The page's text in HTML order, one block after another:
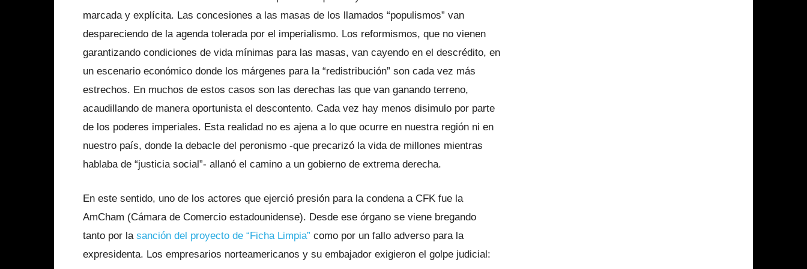
marcada y explícita. Las concesiones a las masas de los llamados “populismos” van
despareciendo de la agenda tolerada por el imperialismo. Los reformismos, que no vienen
garantizando condiciones de vida mínimas para las masas, van cayendo en el descrédito, en
un escenario económico donde los márgenes para la “redistribución” son cada vez más
estrechos. En muchos de estos casos son las derechas las que van ganando terreno,
acaudillando de manera oportunista el descontento. Cada vez hay menos disimulo por parte
de los poderes imperiales. Esta realidad no es ajena a lo que ocurre en nuestra región ni en
nuestro país, donde la debacle del peronismo -que precarizó la vida de millones mientras
hablaba de “justicia social”- allanó el camino a un gobierno de extrema derecha.
En este sentido, uno de los actores que ejerció presión para la condena a CFK fue la
AmCham (Cámara de Comercio estadounidense). Desde ese órgano se viene bregando
tanto por la sanción del proyecto de “Ficha Limpia” como por un fallo adverso para la
expresidenta. Los empresarios norteamericanos y su embajador exigieron el golpe judicial: